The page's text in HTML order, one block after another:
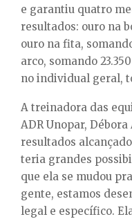
e garantiu quatro
resultados: ouro na
ouro na fita,
arco, somando
no individual geral,
A treinadora das
ADR Unopar,
resultados
teria grandes
que ela se mudou
gente, estamos
legal e específico.